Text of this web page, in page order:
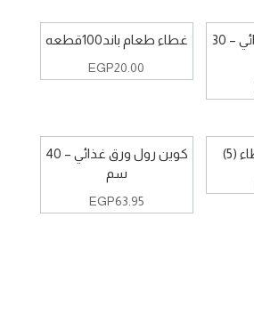
كوين رول ورق غذائي – 30
غطاء طعام باند100قطعه
EGP20.00
(5)
كوين رول ورق غذائي – 40
سم
EGP63.95